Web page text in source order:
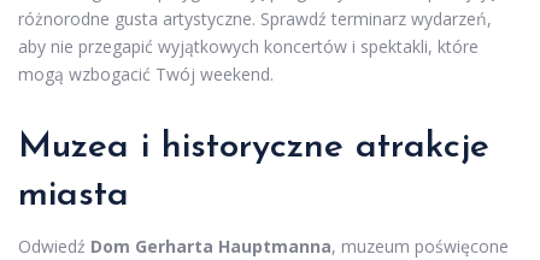
różnorodne gusta artystyczne. Sprawdź terminarz wydarzeń,
aby nie przegapić wyjątkowych koncertów i spektakli, które
mogą wzbogacić Twój weekend.
Muzea i historyczne atrakcje
miasta
Odwiedź Dom Gerharta Hauptmanna, muzeum poświęcone